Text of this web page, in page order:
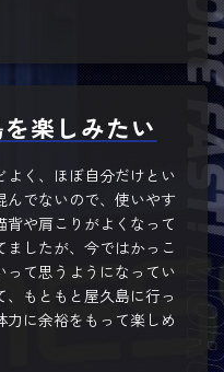
を楽しみたい
よく、ほぼ自分だけとい
んでないので、使いやす
や肩こりがよくなって
したが、今ではかっこ
って思うようになってい
もともと屋久島に行っ
に余裕をもって楽しめ